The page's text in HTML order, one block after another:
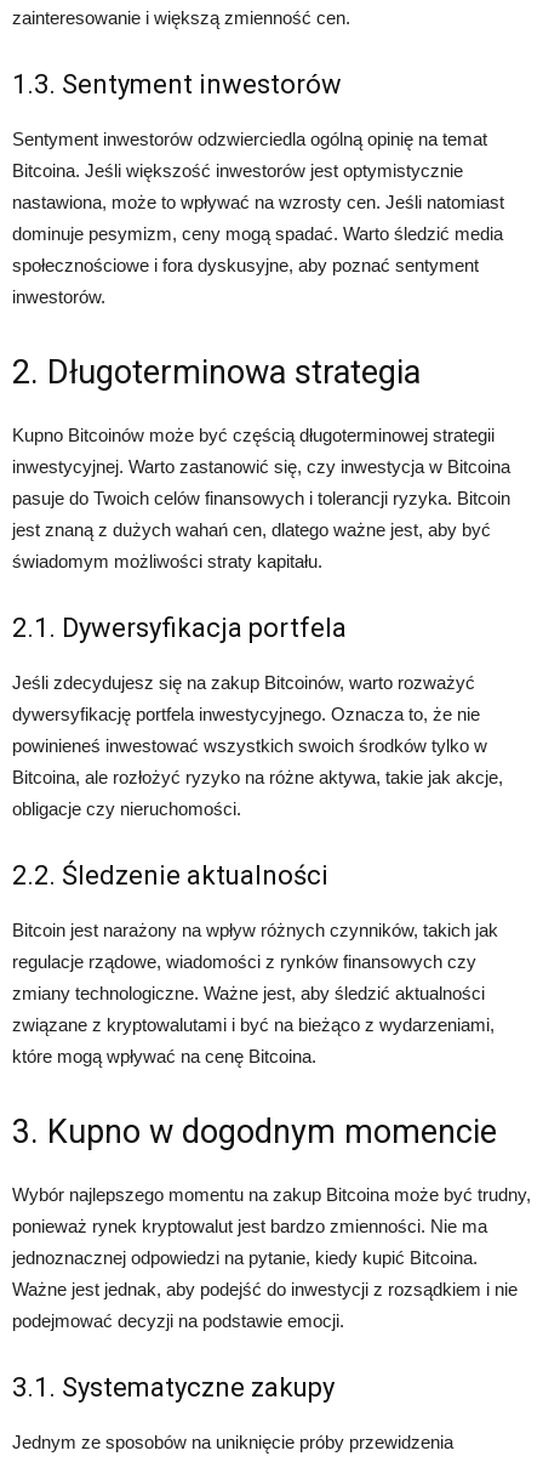
zainteresowanie i większą zmienność cen.
1.3. Sentyment inwestorów
Sentyment inwestorów odzwierciedla ogólną opinię na temat
Bitcoina. Jeśli większość inwestorów jest optymistycznie
nastawiona, może to wpływać na wzrosty cen. Jeśli natomiast
dominuje pesymizm, ceny mogą spadać. Warto śledzić media
społecznościowe i fora dyskusyjne, aby poznać sentyment
inwestorów.
2. Długoterminowa strategia
Kupno Bitcoinów może być częścią długoterminowej strategii
inwestycyjnej. Warto zastanowić się, czy inwestycja w Bitcoina
pasuje do Twoich celów finansowych i tolerancji ryzyka. Bitcoin
jest znaną z dużych wahań cen, dlatego ważne jest, aby być
świadomym możliwości straty kapitału.
2.1. Dywersyfikacja portfela
Jeśli zdecydujesz się na zakup Bitcoinów, warto rozważyć
dywersyfikację portfela inwestycyjnego. Oznacza to, że nie
powinieneś inwestować wszystkich swoich środków tylko w
Bitcoina, ale rozłożyć ryzyko na różne aktywa, takie jak akcje,
obligacje czy nieruchomości.
2.2. Śledzenie aktualności
Bitcoin jest narażony na wpływ różnych czynników, takich jak
regulacje rządowe, wiadomości z rynków finansowych czy
zmiany technologiczne. Ważne jest, aby śledzić aktualności
związane z kryptowalutami i być na bieżąco z wydarzeniami,
które mogą wpływać na cenę Bitcoina.
3. Kupno w dogodnym momencie
Wybór najlepszego momentu na zakup Bitcoina może być trudny,
ponieważ rynek kryptowalut jest bardzo zmienności. Nie ma
jednoznacznej odpowiedzi na pytanie, kiedy kupić Bitcoina.
Ważne jest jednak, aby podejść do inwestycji z rozsądkiem i nie
podejmować decyzji na podstawie emocji.
3.1. Systematyczne zakupy
Jednym ze sposobów na uniknięcie próby przewidzenia